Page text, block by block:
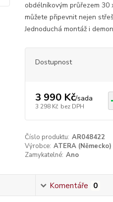
obdélníkovým průřezem
můžete připevnit nejen
Jednoduchá montáž i
Dostupnost
3 990 Kč/sada
3 298 Kč bez DPH
Číslo produktu: AR048422
Výrobce: ATERA (Německo)
Zamykatelné: Ano
Komentáře 0